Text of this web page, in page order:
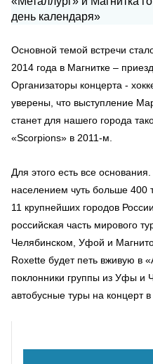
Основной темой встречи
2014 года в Магнитке –
Организаторы концерта -
уверены, что выступление
станет для нашего города
«Scorpions» в 2011-м.
Для этого есть все
населением чуть больше 400
11 крупнейших городов
российская часть мирового
Челябинском, Уфой и
Roxette будет петь вживую в
поклонники группы из Уфы и
автобусные туры на концерт